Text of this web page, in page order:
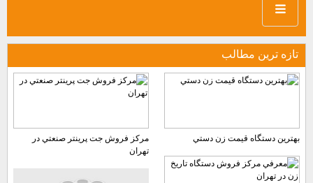
تازه ترين مطالب
بهترين دستگاه قيمت زن دستي
مركز فروش جت پرينتر صنعتي در
تهران